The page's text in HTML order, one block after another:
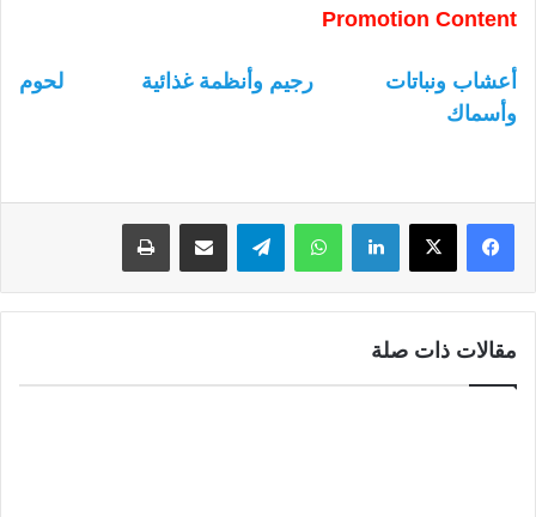
Promotion Content
أعشاب ونباتات رجيم وأنظمة غذائية
لحوم
وأسماك
لينكدإن واتساب
مقالات ذات صلة